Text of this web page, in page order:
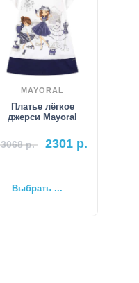
MAYORAL
Платье лёгкое
джерси Mayoral
3068р. 2301 р.
Выбрать ...